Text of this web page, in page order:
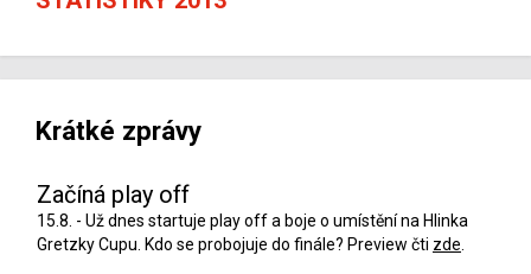
Krátké zprávy
Začíná play off
15.8. - Už dnes startuje play off a boje o umístění na Hlinka
Gretzky Cupu. Kdo se probojuje do finále? Preview čti zde